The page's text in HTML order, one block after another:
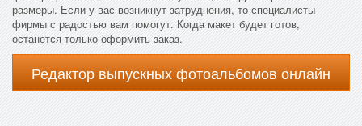
размеры. Если у вас возникнут затруднения, то специалисты
фирмы с радостью вам помогут. Когда макет будет готов,
останется только оформить заказ.
Редактор выпускных фотоальбомов онлайн